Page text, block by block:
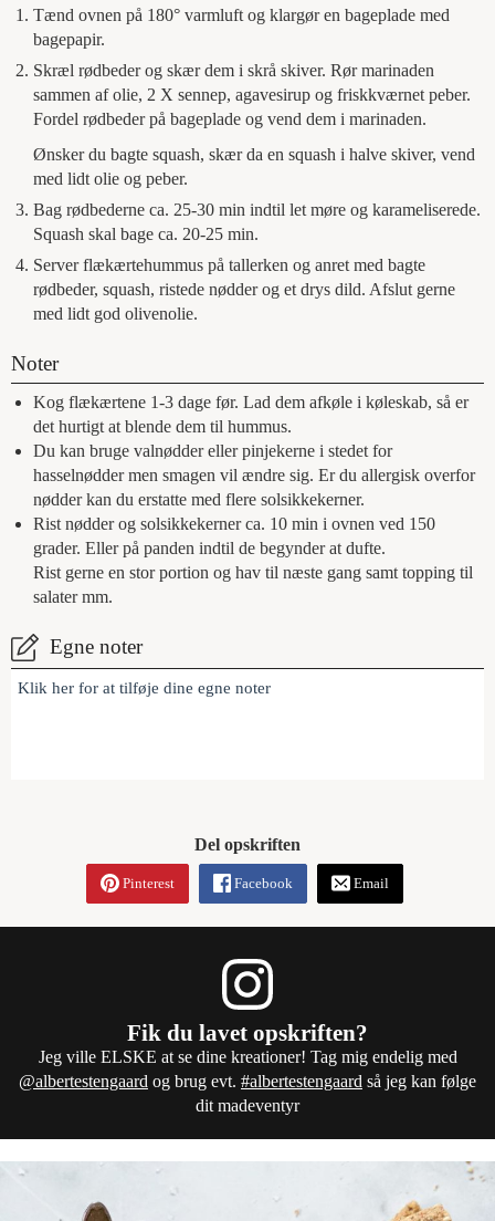
Tænd ovnen på 180° varmluft og klargør en bageplade med
bagepapir.
Skræl rødbeder og skær dem i skrå skiver. Rør marinaden
sammen af olie, 2 X sennep, agavesirup og friskkværnet peber.
Fordel rødbeder på bageplade og vend dem i marinaden.
Ønsker du bagte squash, skær da en squash i halve skiver, vend
med lidt olie og peber.
Bag rødbederne ca. 25-30 min indtil let møre og karameliserede.
Squash skal bage ca. 20-25 min.
Server flækærtehummus på tallerken og anret med bagte
rødbeder, squash, ristede nødder og et drys dild. Afslut gerne
med lidt god olivenolie.
Noter
Kog flækærtene 1-3 dage før. Lad dem afkøle i køleskab, så er
det hurtigt at blende dem til hummus.
Du kan bruge valnødder eller pinjekerne i stedet for
hasselnødder men smagen vil ændre sig. Er du allergisk overfor
nødder kan du erstatte med flere solsikkekerner.
Rist nødder og solsikkekerner ca. 10 min i ovnen ved 150
grader. Eller på panden indtil de begynder at dufte.
Rist gerne en stor portion og hav til næste gang samt topping til
salater mm.
Egne noter
Klik her for at tilføje dine egne noter
Del opskriften
Pinterest Facebook Email
Fik du lavet opskriften?
Jeg ville ELSKE at se dine kreationer! Tag mig endelig med
@albertestengaard og brug evt. #albertestengaard så jeg kan følge
dit madeventyr